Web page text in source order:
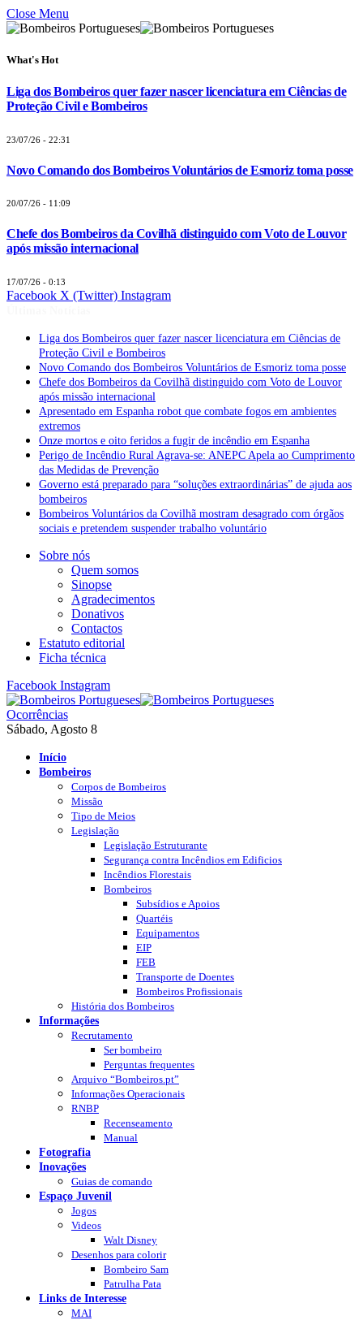
Close Menu
What's Hot
Liga dos Bombeiros quer fazer nascer licenciatura em Ciências de
Proteção Civil e Bombeiros
23/07/26 - 22:31
Novo Comando dos Bombeiros Voluntários de Esmoriz toma posse
20/07/26 - 11:09
Chefe dos Bombeiros da Covilhã distinguido com Voto de Louvor
após missão internacional
17/07/26 - 0:13
Facebook X (Twitter) Instagram
Liga dos Bombeiros quer fazer nascer licenciatura em Ciências de
Proteção Civil e Bombeiros
Novo Comando dos Bombeiros Voluntários de Esmoriz toma posse
Chefe dos Bombeiros da Covilhã distinguido com Voto de Louvor
após missão internacional
Apresentado em Espanha robot que combate fogos em ambientes
extremos
Onze mortos e oito feridos a fugir de incêndio em Espanha
Perigo de Incêndio Rural Agrava-se: ANEPC Apela ao Cumprimento
das Medidas de Prevenção
Governo está preparado para “soluções extraordinárias” de ajuda aos
bombeiros
Bombeiros Voluntários da Covilhã mostram desagrado com órgãos
sociais e pretendem suspender trabalho voluntário
Sobre nós
Quem somos
Sinopse
Agradecimentos
Donativos
Contactos
Estatuto editorial
Ficha técnica
Facebook Instagram
Ocorrências
Sábado, Agosto 8
Início
Bombeiros
Corpos de Bombeiros
Missão
Tipo de Meios
Legislação
Legislação Estruturante
Segurança contra Incêndios em Edificios
Incêndios Florestais
Bombeiros
Subsídios e Apoios
Quartéis
Equipamentos
EIP
FEB
Transporte de Doentes
Bombeiros Profissionais
História dos Bombeiros
Informações
Recrutamento
Ser bombeiro
Perguntas frequentes
Arquivo “Bombeiros.pt”
Informações Operacionais
RNBP
Recenseamento
Manual
Fotografia
Inovações
Guias de comando
Espaço Juvenil
Jogos
Videos
Walt Disney
Desenhos para colorir
Bombeiro Sam
Patrulha Pata
Links de Interesse
MAI